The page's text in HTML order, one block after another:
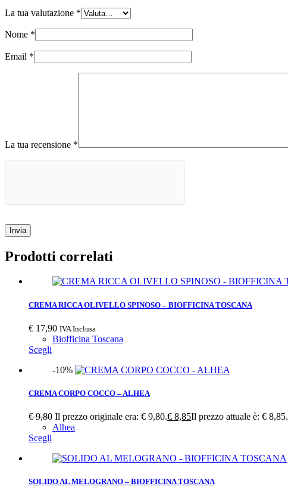
La tua valutazione *
Nome *
Email *
La tua recensione *
Invia
Prodotti correlati
CREMA RICCA OLIVELLO SPINOSO – BIOFFICINA TOSCANA
€ 17,90 IVA Inclusa
Biofficina Toscana
Scegli
-10%
CREMA CORPO COCCO – ALHEA
€9,80 Il prezzo originale era: € 9,80.€ 8,85Il prezzo attuale è: € 8,85.
Alhea
Scegli
SOLIDO AL MELOGRANO – BIOFFICINA TOSCANA